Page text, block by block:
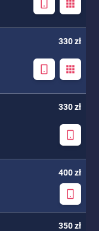
330 zł
330 zł
400 zł
350 zł